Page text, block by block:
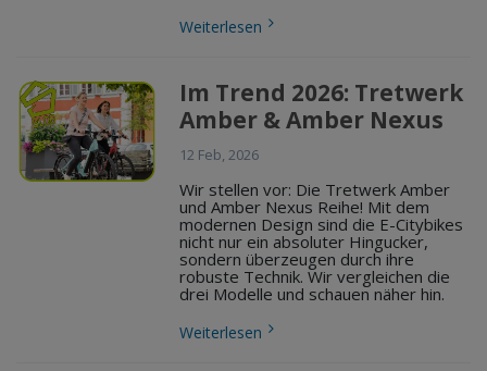
Weiterlesen
Im Trend 2026: Tretwerk
Amber & Amber Nexus
12 Feb, 2026
Wir stellen vor: Die Tretwerk Amber
und Amber Nexus Reihe! Mit dem
modernen Design sind die E-Citybikes
nicht nur ein absoluter Hingucker,
sondern überzeugen durch ihre
robuste Technik. Wir vergleichen die
drei Modelle und schauen näher hin.
Weiterlesen